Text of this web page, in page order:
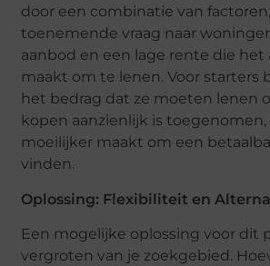
door een combinatie van
toenemende vraag naar
aanbod en een lage rente die
maakt om te lenen. Voor starters
het bedrag dat ze moeten lenen
kopen aanzienlijk is
moeilijker maakt om een
vinden.
Oplossing: Flexibiliteit en
Een mogelijke oplossing voor dit
vergroten van je zoekgebied.